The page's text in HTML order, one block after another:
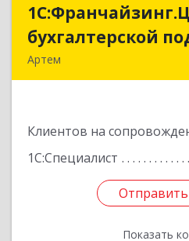
бухгалтерской
Артем
Клиентов на
1С:Специалист
Отправить
Показать
Отправить